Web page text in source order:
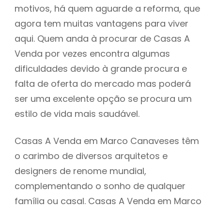
motivos, há quem aguarde a reforma, que
agora tem muitas vantagens para viver
aqui. Quem anda à procurar de Casas A
Venda por vezes encontra algumas
dificuldades devido à grande procura e
falta de oferta do mercado mas poderá
ser uma excelente opção se procura um
estilo de vida mais saudável.
Casas A Venda em Marco Canaveses têm
o carimbo de diversos arquitetos e
designers de renome mundial,
complementando o sonho de qualquer
família ou casal. Casas A Venda em Marco